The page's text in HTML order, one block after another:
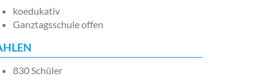
koedukativ
Ganztagsschule offen
830 Schüler